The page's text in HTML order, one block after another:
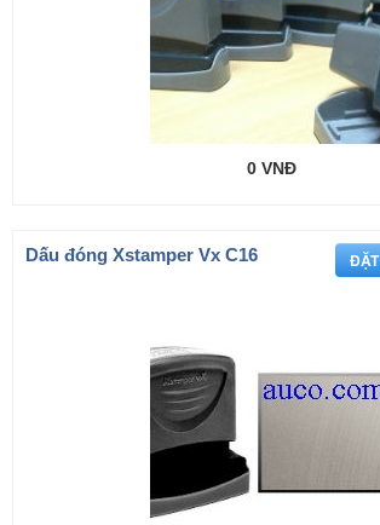
0 VNĐ
Dấu đóng Xstamper Vx C16